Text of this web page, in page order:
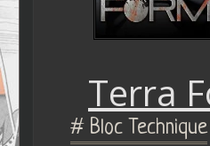
Terra
# Bloc Technique